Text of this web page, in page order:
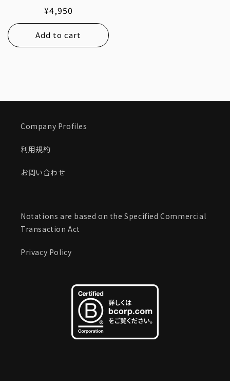
Regular
price
¥4,950
Add to cart
Company Profiles
利用規約
お問い合わせ
Notations are based on the Specified Commercial
Transaction Act
Privacy Policy